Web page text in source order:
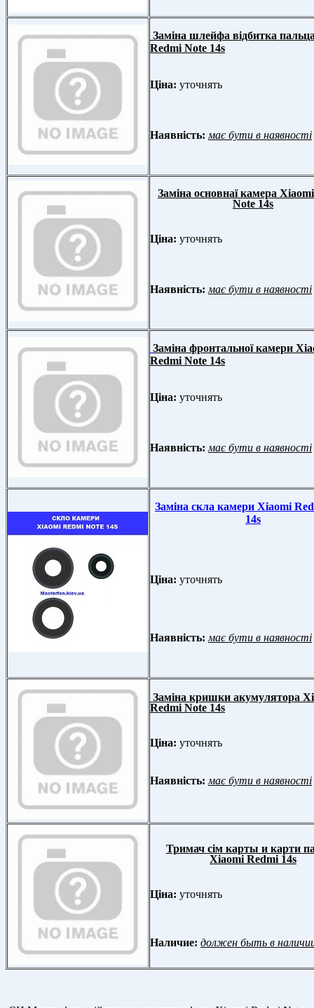
Заміна шлейфа відбитка
Redmi Note 14s
Ціна: уточнять
Наявність: має бути в наявності
Заміна основнаї камера
Note 14s
Ціна: уточнять
Наявність: має бути в наявності
Заміна фронтальної камери
Redmi Note 14s
Ціна: уточнять
Наявність: має бути в наявності
Заміна скла камери Xiaomi
14s
Ціна: уточнять
Наявність: має бути в наявності
Заміна кришки акумулятора
Redmi Note 14s
Ціна: уточнять
Наявність: має бути в наявності
Тримач сім карты и карти
Xiaomi Redmi 14s
Ціна: уточнять
Наличие: должен быть в